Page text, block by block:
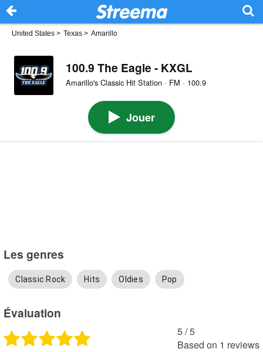
United States > Texas > Amarillo
100.9 The Eagle - KXGL
Amarillo's Classic Hit Station · FM · 100.9
Jouer
Les genres
Classic Rock Hits Oldies Pop
Évaluation
5 /5
Based on 1 reviews